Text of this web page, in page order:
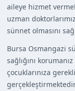
aileye hizmet
uzman
sünnet olmasını
Bursa Osmangazi
sağlığını
çocuklarınıza